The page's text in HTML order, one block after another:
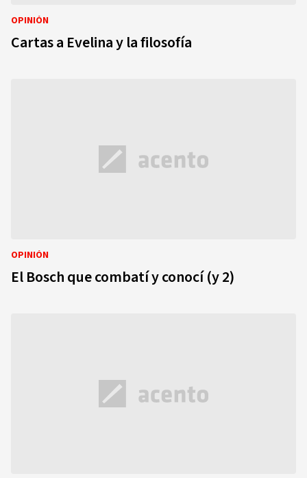
OPINIÓN
Cartas a Evelina y la filosofía
OPINIÓN
El Bosch que combatí y conocí (y 2)